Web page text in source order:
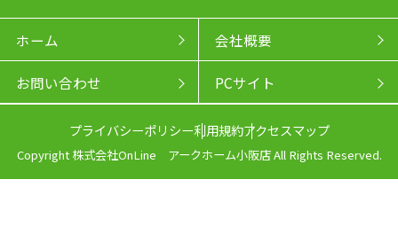
ホーム 会社概要
お問い合わせ PCサイト
プライバシーポリシー利用規約アクセスマップ
Copyright 株式会社OnLine アークホーム小阪店 All Rights Reserved.